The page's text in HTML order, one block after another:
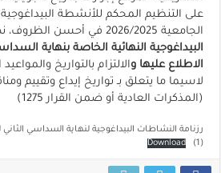
على التنظيم المحكم للأنشطة
الجامعية 2026/2025 في أحسن الظروف، نضع بين أيديكم
البيداغوجية النهائية الخاصة بنهاية
الاطلاع عليها والالتزام بالتواريخ
لاسيما ما يتعلق بـ تواريخ إيداع وتقييم
(المذكرات العادية أو ضمن القرار 1275)
(1)
Download